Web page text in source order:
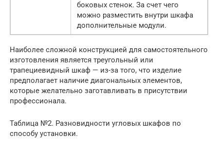
боковых стенок. За счет чего
можно разместить внутри шкафа
дополнительные модули.
Наиболее сложной конструкцией для самостоятельного
изготовления является треугольный или
трапециевидный шкаф — из-за того, что изделие
предполагает наличие диагональных элементов,
которые желательно заготавливать в присутствии
профессионала.
Таблица №2. Разновидности угловых шкафов по
способу установки.